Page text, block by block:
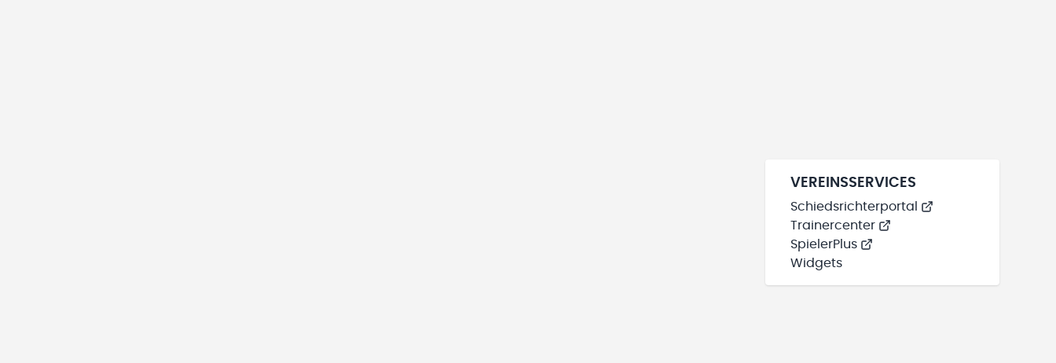
VEREINSSERVICES
Schiedsrichterportal
Trainercenter
SpielerPlus
Widgets